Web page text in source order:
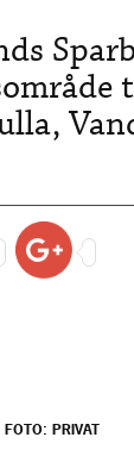
FOTO: PRIVAT